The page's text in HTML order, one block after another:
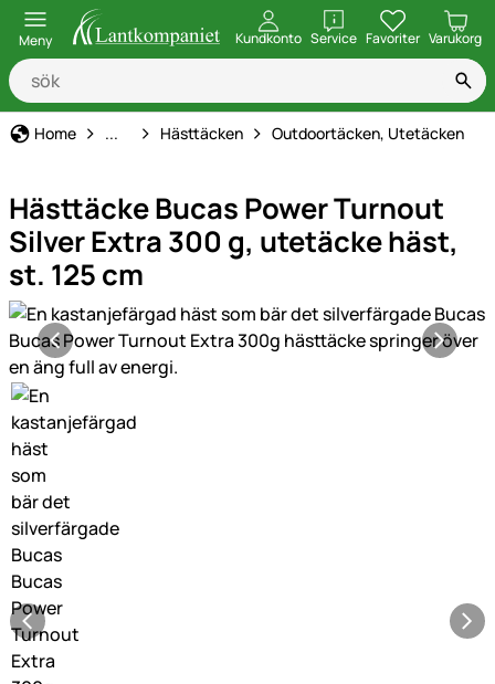
Meny Kundkonto ServiceöppnaFavoriter Varukorg
Home Hästhållning
... Hästtäcken Outdoortäcken, Utetäcken
Hästtäcke Bucas Power Turnout
Silver Extra 300 g, utetäcke häst,
st. 125 cm
Produktgaleri